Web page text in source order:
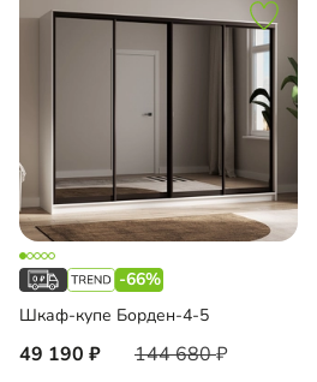
-66%
Шкаф-купе Борден-4-5
49 190 144 680